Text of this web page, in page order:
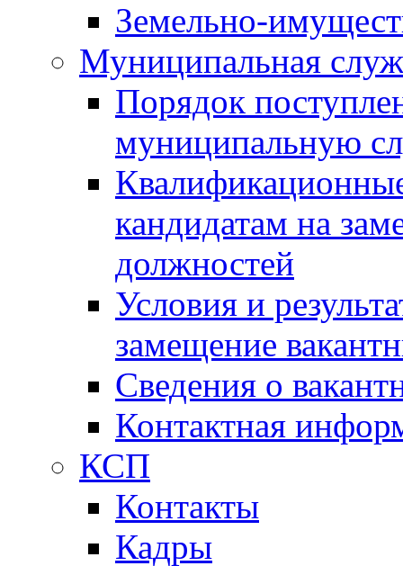
Земельно-
Муниципальная
Порядок
муниципальную
кандидатам на
должностей
Условия и
замещение
Сведения о
Контактная
КСП
Контакты
Кадры